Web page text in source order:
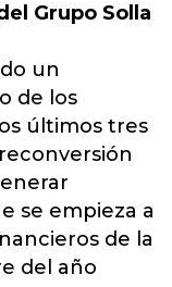
Grupo Solla
un
de los
últimos tres
se empieza a
de la
del año